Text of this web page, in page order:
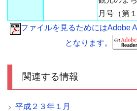
月号（第
ファイルを見るためにはAdobe
となります。
関連する情報
平成２３年１月